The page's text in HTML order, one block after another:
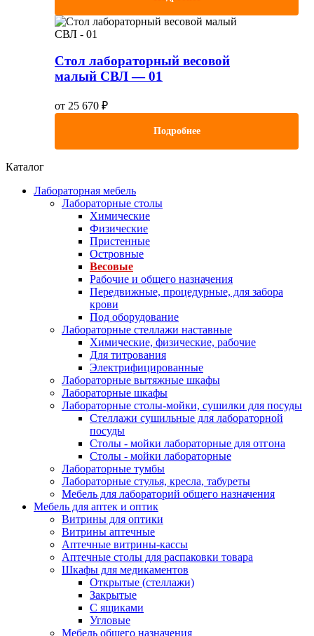
Стол лабораторный весовой
малый СВЛ — 01
от 25 670 ₽
Подробнее
Каталог
Лабораторная мебель
Лабораторные столы
Химические
Физические
Пристенные
Островные
Весовые
Рабочие и общего назначения
Передвижные, процедурные, для забора
крови
Под оборудование
Лабораторные стеллажи наставные
Химические, физические, рабочие
Для титрования
Электрифицированные
Лабораторные вытяжные шкафы
Лабораторные шкафы
Лабораторные столы-мойки, сушилки для посуды
Стеллажи сушильные для лабораторной
посуды
Столы - мойки лабораторные для отгона
Столы - мойки лабораторные
Лабораторные тумбы
Лабораторные стулья, кресла, табуреты
Мебель для лабораторий общего назначения
Мебель для аптек и оптик
Витрины для оптики
Витрины аптечные
Аптечные витрины-кассы
Аптечные столы для распаковки товара
Шкафы для медикаментов
Открытые (стеллажи)
Закрытые
С ящиками
Угловые
Мебель общего назначения